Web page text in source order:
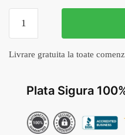
Tapet
v6
Livrare gratuita la toate
Plata Sigura